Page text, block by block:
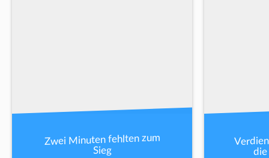
Zwei Minuten fehlten zum
Sieg die